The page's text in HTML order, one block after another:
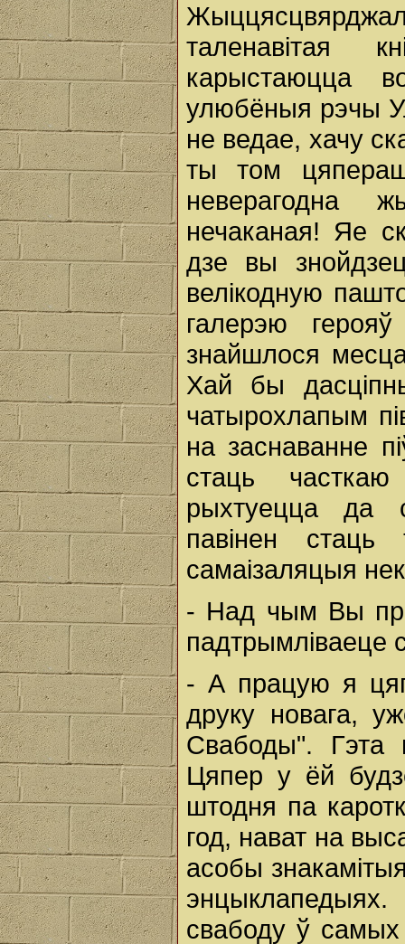
таленавітая
карыстаюцца
улюбёныя рэчы
не ведае, хачу
ты том
неверагодна
нечаканая! Яе
дзе вы
велікодную
галерэю
знайшлося
Хай бы
чатырохлапым
на заснаванне
стаць
рыхтуецца да
павінен
самаізаляцыя
- Над чым Вы
падтрымліваеце
- А працую я
друку новага,
Свабоды". Гэта
Цяпер у ёй
штодня па
год, нават на
асобы
свабоду ў